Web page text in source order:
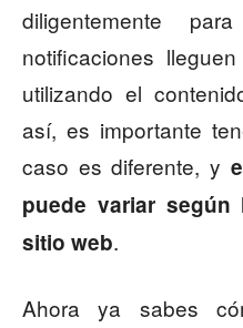
diligentemente
notificaciones
utilizando el
así, es importante
caso es diferente, y
puede variar
sitio web.
Ahora ya sabes